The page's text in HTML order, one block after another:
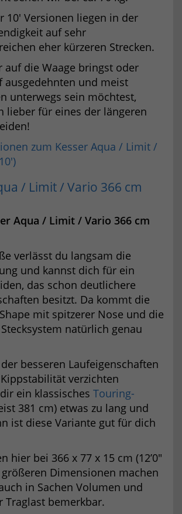
10′ Versionen liegen in der
auf sehr
eher kürzeren Strecken.
auf die Waage bringst oder
ausgedehnten und meist
unterwegs sein möchtest,
lieber für eines der längeren
zum Kesser Aqua / Limit /
/ Limit / Vario 366 cm
Aqua / Limit / Vario 366 cm
verlässt du langsam die
und kannst dich für ein
das schon deutlichere
besitzt. Da kommt die
mit spitzerer Nose und die
natürlich genau
besseren Laufeigenschaften
verzichten
ein klassisches Touring-
381 cm) etwas zu lang und
ist diese Variante gut für dich
hier bei 366 x 77 x 15 cm (12’0″
größeren Dimensionen machen
in Sachen Volumen und
Traglast bemerkbar.